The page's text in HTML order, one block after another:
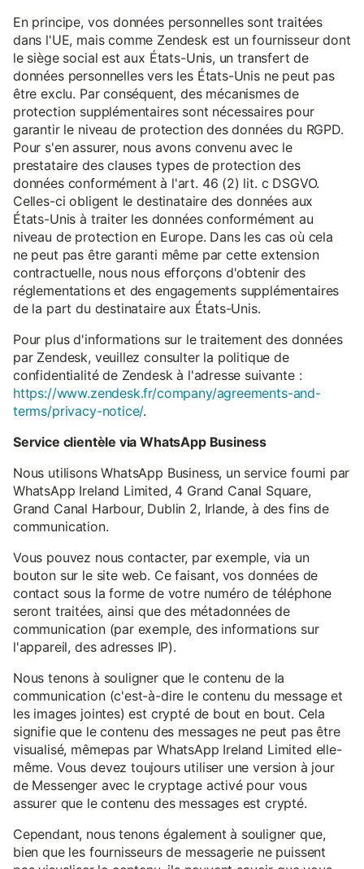
En principe, vos données personnelles sont traitées
dans l'UE, mais comme Zendesk est un fournisseur dont
le siège social est aux États-Unis, un transfert de
données personnelles vers les États-Unis ne peut pas
être exclu. Par conséquent, des mécanismes de
protection supplémentaires sont nécessaires pour
garantir le niveau de protection des données du RGPD.
Pour s'en assurer, nous avons convenu avec le
prestataire des clauses types de protection des
données conformément à l'art. 46 (2) lit. c DSGVO.
Celles-ci obligent le destinataire des données aux
États-Unis à traiter les données conformément au
niveau de protection en Europe. Dans les cas où cela
ne peut pas être garanti même par cette extension
contractuelle, nous nous efforçons d'obtenir des
réglementations et des engagements supplémentaires
de la part du destinataire aux États-Unis.
Pour plus d'informations sur le traitement des données
par Zendesk, veuillez consulter la politique de
confidentialité de Zendesk à l'adresse suivante :
https://www.zendesk.fr/company/agreements-and-
terms/privacy-notice/.
Service clientèle via WhatsApp Business
Nous utilisons WhatsApp Business, un service fourni par
WhatsApp Ireland Limited, 4 Grand Canal Square,
Grand Canal Harbour, Dublin 2, Irlande, à des fins de
communication.
Vous pouvez nous contacter, par exemple, via un
bouton sur le site web. Ce faisant, vos données de
contact sous la forme de votre numéro de téléphone
seront traitées, ainsi que des métadonnées de
communication (par exemple, des informations sur
l'appareil, des adresses IP).
Nous tenons à souligner que le contenu de la
communication (c'est-à-dire le contenu du message et
les images jointes) est crypté de bout en bout. Cela
signifie que le contenu des messages ne peut pas être
visualisé, mêmepas par WhatsApp Ireland Limited elle-
même. Vous devez toujours utiliser une version à jour
de Messenger avec le cryptage activé pour vous
assurer que le contenu des messages est crypté.
Cependant, nous tenons également à souligner que,
bien que les fournisseurs de messagerie ne puissent